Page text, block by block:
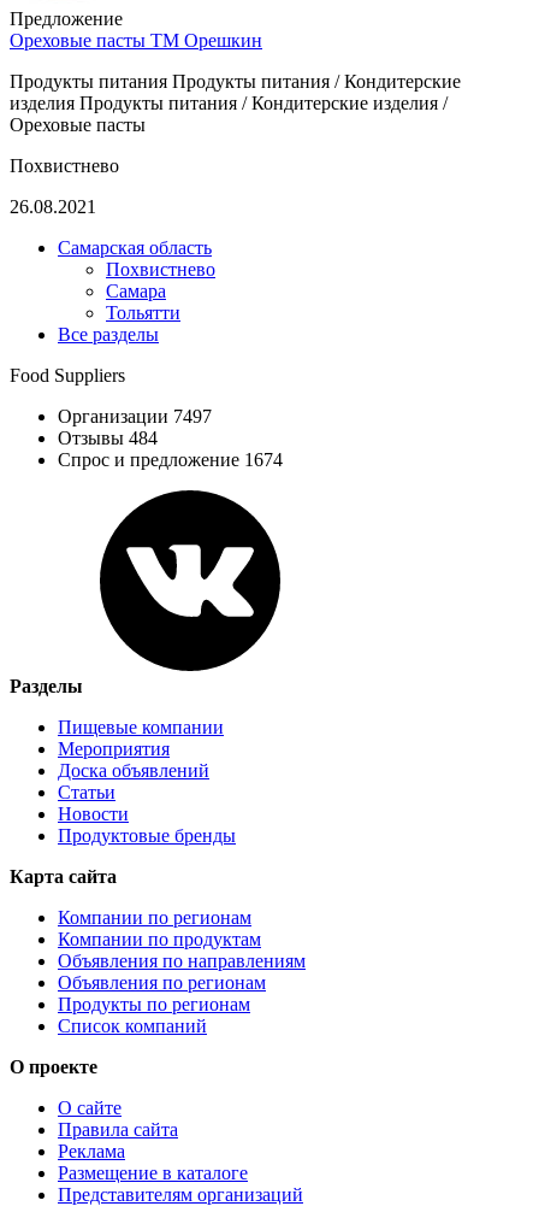
Предложение
Ореховые пасты ТМ Орешкин
Продукты питания Продукты питания / Кондитерские
изделия Продукты питания / Кондитерские изделия /
Ореховые пасты
Похвистнево
26.08.2021
Самарская область
Похвистнево
Самара
Тольятти
Все разделы
Food Suppliers
Организации 7497
Отзывы 484
Спрос и предложение 1674
Разделы
Пищевые компании
Мероприятия
Доска объявлений
Статьи
Новости
Продуктовые бренды
Карта сайта
Компании по регионам
Компании по продуктам
Объявления по направлениям
Объявления по регионам
Продукты по регионам
Список компаний
О проекте
О сайте
Правила сайта
Реклама
Размещение в каталоге
Представителям организаций